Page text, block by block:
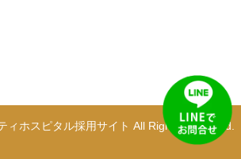
ィホスピタル採用サイト All Rights Reserved.